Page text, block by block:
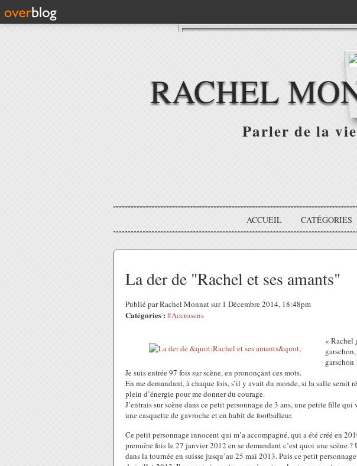
RACHEL
Parler de la
ACCUEIL CATÉGORIES
La der de "Rachel et ses amants"
Publié par Rachel Monnat sur 1 Décembre 2014, 18:48pm
Catégories : #Accrosens
« Rachel
garschon
Je suis entrée 97 fois sur scène, en prononçant ces mots.
En me demandant, à chaque fois, s’il y avait du monde, si la salle serait
plein d’énergie pour me donner du courage.
J’entrais sur scène dans ce petit personnage de 3 ans, une petite fille
une casquette de gavroche et en habit de footballeur.
Ce petit personnage innocent qui m’a accompagné, qui a été créé en
première fois le 27 janvier 2012 en se demandant c’est quoi une scène ?
dans la tournée en suisse jusqu’au 25 mai 2013. Puis ce petit